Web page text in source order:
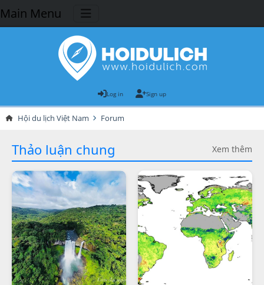
Main Menu
Log in Sign up
Hội du lịch Việt Nam Forum
Thảo luận chung Xem thêm